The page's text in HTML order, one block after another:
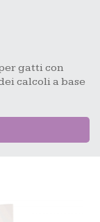
gatti con
calcoli a base